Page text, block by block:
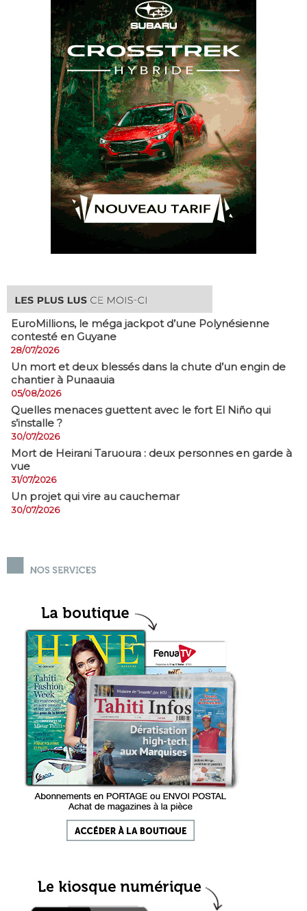
EuroMillions, ​le méga jackpot d’une Polynésienne
contesté en Guyane
28/07/2026
​Un mort et deux blessés dans la chute d’un engin de
chantier à Punaauia
05/08/2026
Quelles menaces guettent avec le fort El Niño qui
s’installe ?
30/07/2026
Mort de Heirani Taruoura : deux personnes en garde à
vue
31/07/2026
Un projet qui vire au cauchemar
30/07/2026